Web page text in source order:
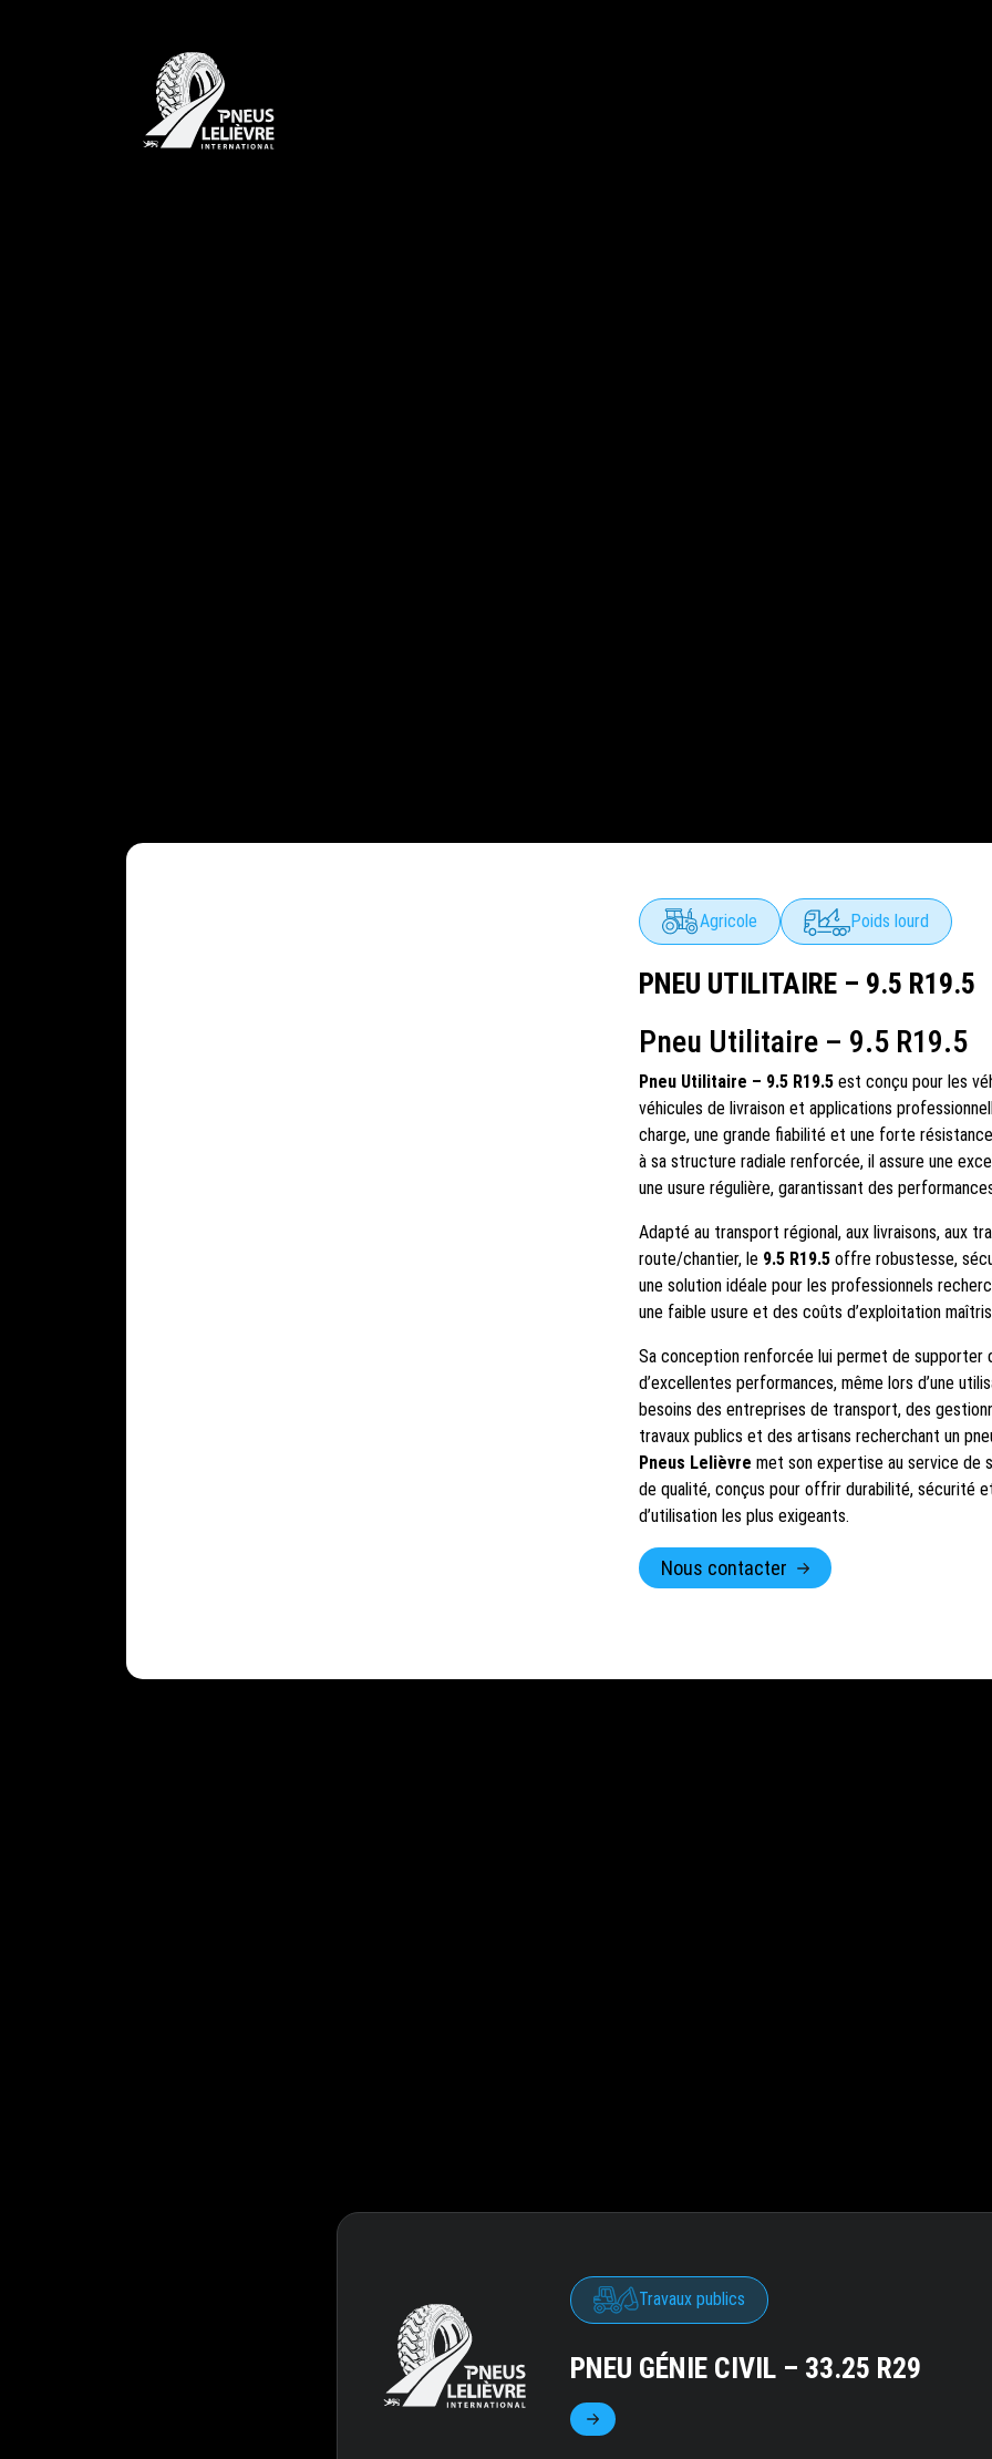
Agricole Poids lourd
PNEU UTILITAIRE – 9.5 R19.5
Pneu Utilitaire – 9.5 R19.5
Pneu Utilitaire – 9.5 R19.5 est conçu pour les
véhicules de livraison et applications
charge, une grande fiabilité et une forte
à sa structure radiale renforcée, il assure une
une usure régulière, garantissant des
Adapté au transport régional, aux livraisons, aux
route/chantier, le 9.5 R19.5 offre robustesse,
une solution idéale pour les professionnels
une faible usure et des coûts d’exploitation
Sa conception renforcée lui permet de
d’excellentes performances, même lors d’une
besoins des entreprises de transport, des
travaux publics et des artisans recherchant un
Pneus Lelièvre met son expertise au service de
de qualité, conçus pour offrir durabilité, sécurité
d’utilisation les plus exigeants.
Nous contacter
Travaux publics
PNEU GÉNIE CIVIL – 33.25 R29